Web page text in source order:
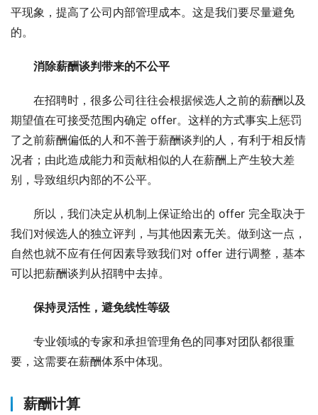
平现象，提高了公司内部管理成本。这是我们要尽量避免
的。
消除薪酬谈判带来的不公平
在招聘时，很多公司往往会根据候选人之前的薪酬以及
期望值在可接受范围内确定 offer。这样的方式事实上惩罚
了之前薪酬偏低的人和不善于薪酬谈判的人，有利于相反情
况者；由此造成能力和贡献相似的人在薪酬上产生较大差
别，导致组织内部的不公平。
所以，我们决定从机制上保证给出的 offer 完全取决于
我们对候选人的独立评判，与其他因素无关。做到这一点，
自然也就不应有任何因素导致我们对 offer 进行调整，基本
可以把薪酬谈判从招聘中去掉。
保持灵活性，避免线性等级
专业领域的专家和承担管理角色的同事对团队都很重
要，这需要在薪酬体系中体现。
薪酬计算